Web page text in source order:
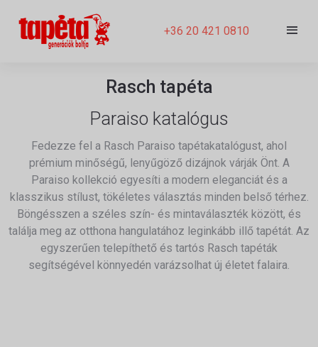
+36 20 421 0810
Rasch tapéta
Paraiso katalógus
Fedezze fel a Rasch Paraiso tapétakatalógust, ahol
prémium minőségű, lenyűgöző dizájnok várják Önt. A
Paraiso kollekció egyesíti a modern eleganciát és a
klasszikus stílust, tökéletes választás minden belső térhez.
Böngésszen a széles szín- és mintaválaszték között, és
találja meg az otthona hangulatához leginkább illő tapétát. Az
egyszerűen telepíthető és tartós Rasch tapéták
segítségével könnyedén varázsolhat új életet falaira.